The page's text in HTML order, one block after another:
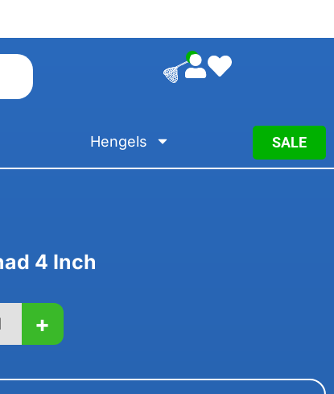
0
Hengels SALE
4 Inch
+